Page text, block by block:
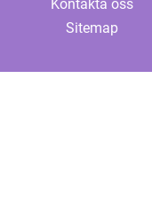
Kontakta oss
Sitemap